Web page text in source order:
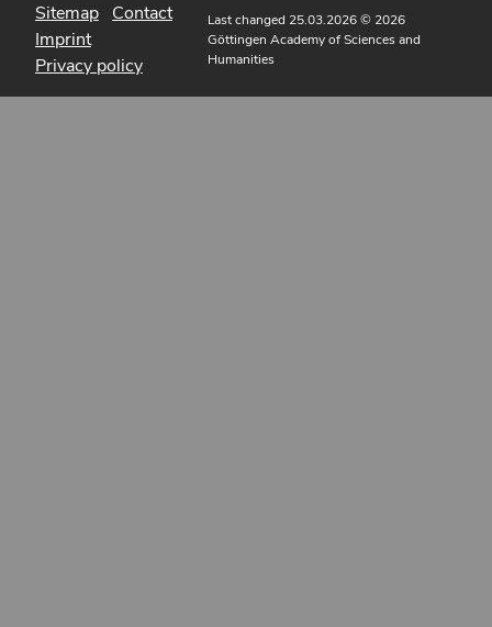
Sitemap Contact
Imprint
Privacy policy
Last changed 25.03.2026© 2026
Göttingen Academy of Sciences and
Humanities